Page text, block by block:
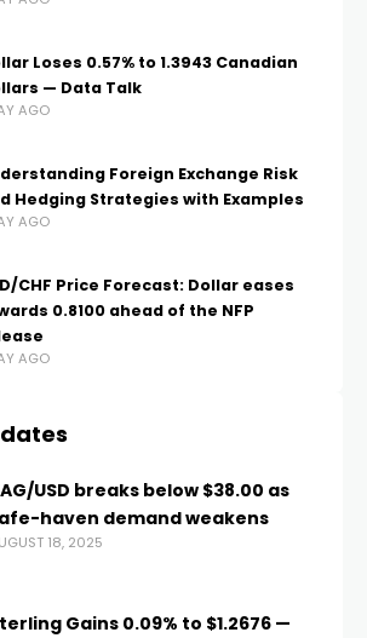
Loses 0.57% to 1.3943 Canadian
— Data Talk
AGO
Foreign Exchange Risk
Hedging Strategies with Examples
AGO
CHF Price Forecast: Dollar eases
0.8100 ahead of the NFP
AGO
USD breaks below $38.00 as
haven demand weakens
18, 2025
Gains 0.09% to $1.2676 —